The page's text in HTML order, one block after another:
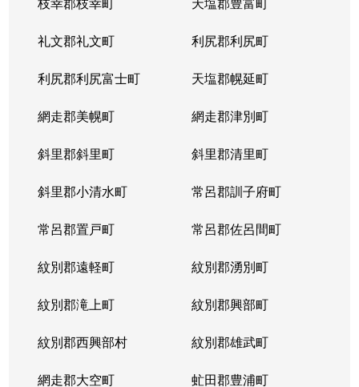
礼文郡礼文町 利尻郡利尻町
利尻郡利尻富士町 天塩郡幌延町
網走郡美幌町 網走郡津別町
斜里郡斜里町 斜里郡清里町
斜里郡小清水町 常呂郡訓子府町
常呂郡置戸町 常呂郡佐呂間町
紋別郡遠軽町 紋別郡湧別町
紋別郡滝上町 紋別郡興部町
紋別郡西興部村 紋別郡雄武町
網走郡大空町 虻田郡豊浦町